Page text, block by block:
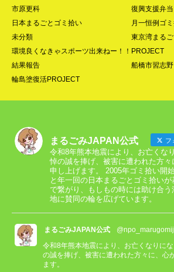
市原更科
復興支援弁当
日本まるごとゴミ拾い
月一恒例ゴ
未分類
東京湾まる
環境良くなきゃスポーツ出来ねー！！PROJECT
結果報告
船橋市習志
輪島塗復活PROJECT
まるごみJAPAN公式 フ
令和8年熊本地震により、お亡くな
悼の誠を捧げ、被害に遭われた方
申し上げます。 2005年ゴミ拾い開
と年一回の日本まるごとゴミ拾い
で繋がり、もしもの時には助け合
地に賛同の輪を広げています。
まるごみJAPAN公式
令和8年熊本地震により、お亡くなりに
の誠を捧げ、被害に遭われた方々に、心
ます。